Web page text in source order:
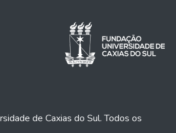
de Caxias do Sul. Todos os